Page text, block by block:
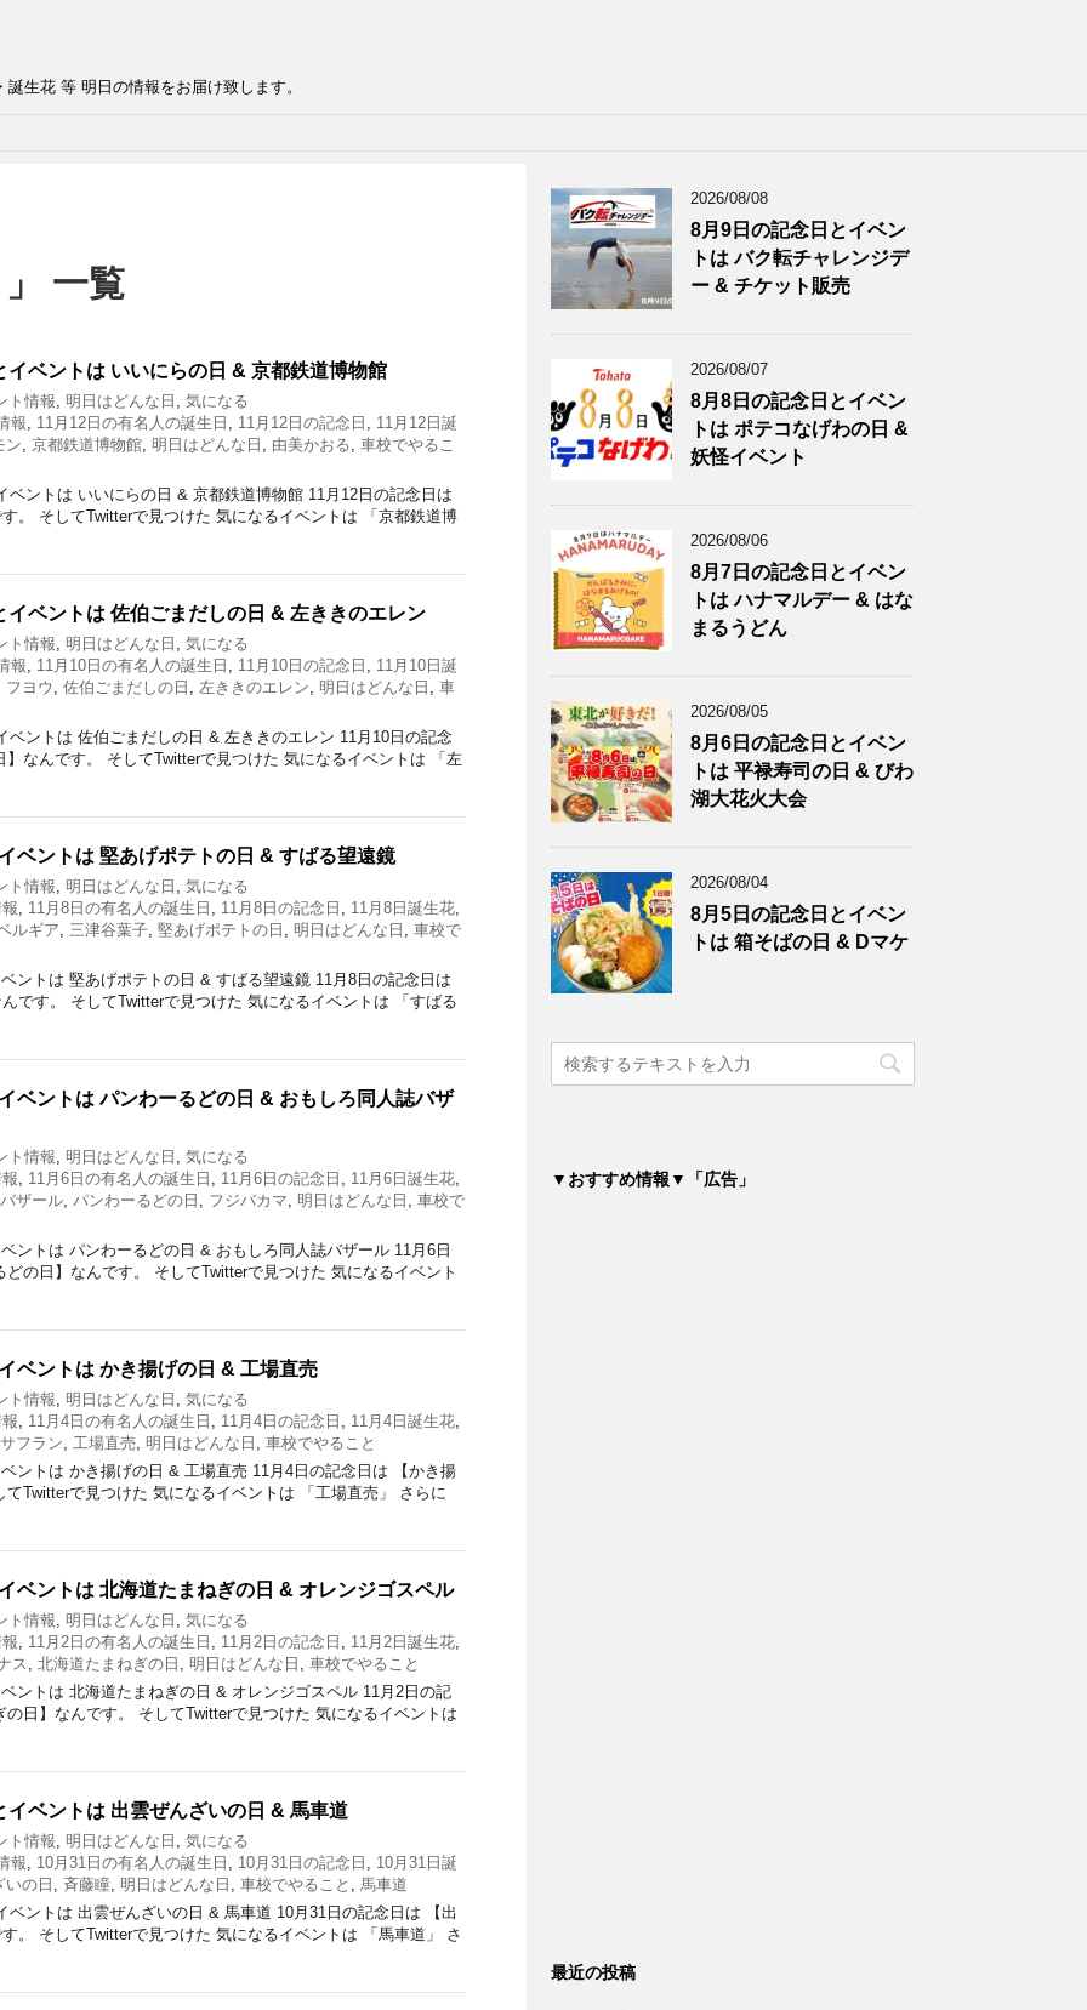
生花 等 明日の情報をお届け致します。
」 一覧
イベントは いいにらの日 & 京都鉄道博物館
ト情報, 明日はどんな日 , 気になる
報, 11月12日の有名人の誕生日 , 11月12日の記念日 , 11月12日誕
ン, 京都鉄道博物館, 明日はどんな日 , 由美かおる, 車校でやるこ
ントは いいにらの日 & 京都鉄道博物館 11月12日の記念日は
す。 そしてTwitterで見つけた 気になるイベントは 「京都鉄道博
イベントは 佐伯ごまだしの日 & 左ききのエレン
ト情報, 明日はどんな日 , 気になる
報, 11月10日の有名人の誕生日 , 11月10日の記念日 , 11月10日誕
フヨウ , 佐伯ごまだしの日 , 左ききのエレン, 明日はどんな日 , 車
ントは 佐伯ごまだしの日 & 左ききのエレン 11月10日の記念
】なんです。 そしてTwitterで見つけた 気になるイベントは 「左
ベントは 堅あげポテトの日 & すばる望遠鏡
ト情報, 明日はどんな日 , 気になる
, 11月8日の有名人の誕生日 , 11月8日の記念日 , 11月8日誕生花,
ルギア, 三津谷葉子, 堅あげポテトの日 , 明日はどんな日 , 車校で
ントは 堅あげポテトの日 & すばる望遠鏡 11月8日の記念日は
んです。 そしてTwitterで見つけた 気になるイベントは 「すばる
ベントは パンわーるどの日 & おもしろ同人誌バザ
ト情報, 明日はどんな日 , 気になる
, 11月6日の有名人の誕生日 , 11月6日の記念日 , 11月6日誕生花,
ザール, パンわーるどの日 , フジバカマ, 明日はどんな日 , 車校で
ントは パンわーるどの日 & おもしろ同人誌バザール 11月6日
の日】なんです。 そしてTwitterで見つけた 気になるイベント
ベントは かき揚げの日 & 工場直売
ト情報, 明日はどんな日 , 気になる
, 11月4日の有名人の誕生日 , 11月4日の記念日 , 11月4日誕生花,
サフラン, 工場直売, 明日はどんな日 , 車校でやること
ントは かき揚げの日 & 工場直売 11月4日の記念日は 【かき揚
Twitterで見つけた 気になるイベントは 「工場直売」 さらに
ベントは 北海道たまねぎの日 & オレンジゴスペル
ト情報, 明日はどんな日 , 気になる
, 11月2日の有名人の誕生日 , 11月2日の記念日 , 11月2日誕生花,
ス , 北海道たまねぎの日 , 明日はどんな日 , 車校でやること
ントは 北海道たまねぎの日 & オレンジゴスペル 11月2日の記
日】なんです。 そしてTwitterで見つけた 気になるイベントは
イベントは 出雲ぜんざいの日 & 馬車道
ト情報, 明日はどんな日 , 気になる
報, 10月31日の有名人の誕生日 , 10月31日の記念日 , 10月31日誕
いの日 , 斉藤瞳, 明日はどんな日 , 車校でやること , 馬車道
ントは 出雲ぜんざいの日 & 馬車道 10月31日の記念日は 【出
。 そしてTwitterで見つけた 気になるイベントは 「馬車道」 さ
2026/08/08
8月9日の記念日とイベン
トは バク転チャレンジデ
ー & チケット販売
2026/08/07
8月8日の記念日とイベン
トは ポテコなげわの日 &
妖怪イベント
2026/08/06
8月7日の記念日とイベン
トは ハナマルデー & はな
まるうどん
2026/08/05
8月6日の記念日とイベン
トは 平禄寿司の日 & びわ
湖大花火大会
2026/08/04
8月5日の記念日とイベン
トは 箱そばの日 & Dマケ
▼おすすめ情報▼「広告」
最近の投稿